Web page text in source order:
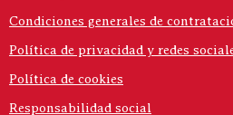
Condiciones generales de
Política de privacidad y redes
Política de cookies
Responsabilidad social